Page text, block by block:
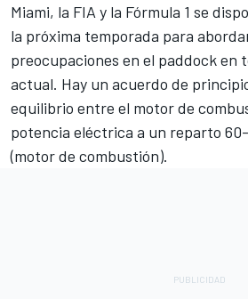
Miami, la FIA y la Fórmula 1 se
la próxima temporada para
preocupaciones en el paddock en
actual. Hay un acuerdo de
equilibrio entre el motor de
potencia eléctrica a un reparto
(motor de combustión).